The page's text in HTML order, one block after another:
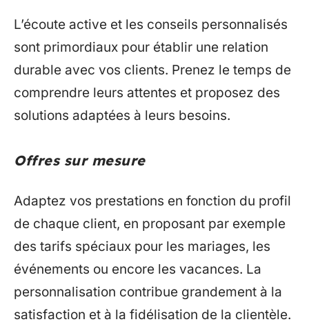
L’écoute active et les conseils personnalisés
sont primordiaux pour établir une relation
durable avec vos clients. Prenez le temps de
comprendre leurs attentes et proposez des
solutions adaptées à leurs besoins.
Offres sur mesure
Adaptez vos prestations en fonction du profil
de chaque client, en proposant par exemple
des tarifs spéciaux pour les mariages, les
événements ou encore les vacances. La
personnalisation contribue grandement à la
satisfaction et à la fidélisation de la clientèle.